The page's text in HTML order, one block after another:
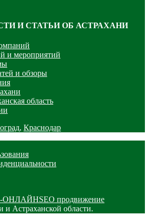
И СТАТЬИ ОБ АСТРАХАНИ
и мероприятий
и обзоры
область
, Краснодар
ОНЛАЙНSEO продвижение
и Астраханской области.